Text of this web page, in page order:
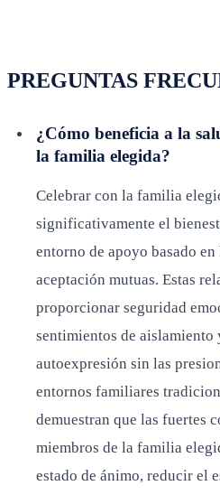
PREGUNTAS
¿Cómo beneficia a la
la familia elegida?
Celebrar con la familia
significativamente el
entorno de apoyo basado
aceptación mutuas. Estas
proporcionar seguridad
sentimientos de aislamiento
autoexpresión sin las
entornos familiares
demuestran que las fuertes
miembros de la familia
estado de ánimo, reducir el